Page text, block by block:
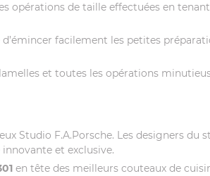
opérations de taille effectuées en
facilement les petites
et toutes les opérations
Studio F.A.Porsche. Les designers du
et exclusive.
en tête des meilleurs couteaux de